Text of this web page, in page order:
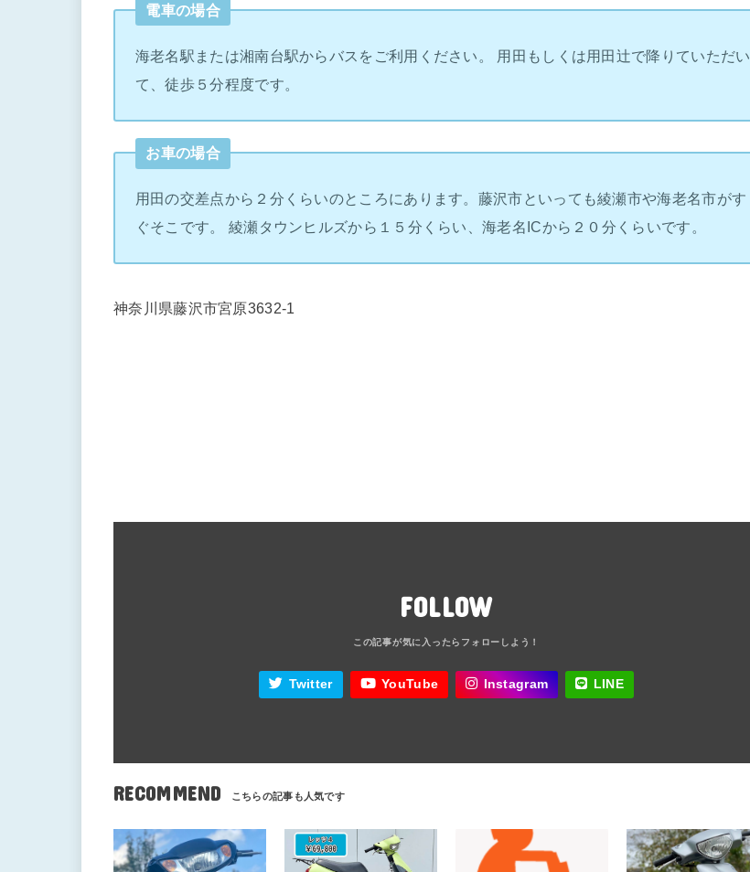
電車の場合
海老名駅または湘南台駅からバスをご利用ください。 用田もしくは用田辻で降りていただい
て、徒歩５分程度です。
お車の場合
用田の交差点から２分くらいのところにあります。藤沢市といっても綾瀬市や海老名市がす
ぐそこです。 綾瀬タウンヒルズから１５分くらい、海老名ICから２０分くらいです。
神奈川県藤沢市宮原3632-1
FOLLOW
Twitter YouTube Instagram LINE
RECOMMEND